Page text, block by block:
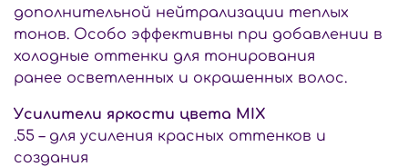
дополнительной нейтрализации теплых
тонов. Особо эффективны при добавлении в
холодные оттенки для тонирования
ранее осветленных и окрашенных волос.
Усилители яркости цвета MIX
.55 – для усиления красных оттенков и
создания